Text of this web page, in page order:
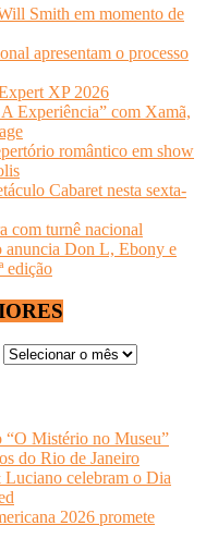
Smith em momento de
apresentam o processo
XP 2026
Experiência” com Xamã,
romântico em show
Cabaret nesta sexta-
com turnê nacional
anuncia Don L, Ebony e
edição
“O Mistério no Museu”
do Rio de Janeiro
celebram o Dia
2026 promete